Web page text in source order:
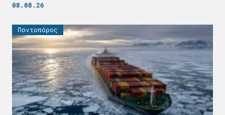
08.08.26
Ποντοπόρος